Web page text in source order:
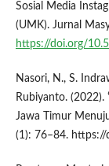
Sosial Media
(UMK). Jurnal
https://doi.org/
Nasori, N., S.
Rubiyanto. (2022).
Jawa Timur
(1): 76–84.